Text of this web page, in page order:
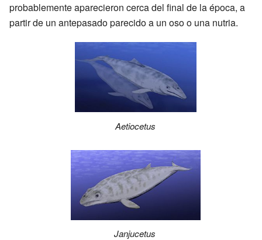
probablemente aparecieron cerca del final de la época, a
partir de un antepasado parecido a un oso o una nutria.
Aetiocetus
Janjucetus